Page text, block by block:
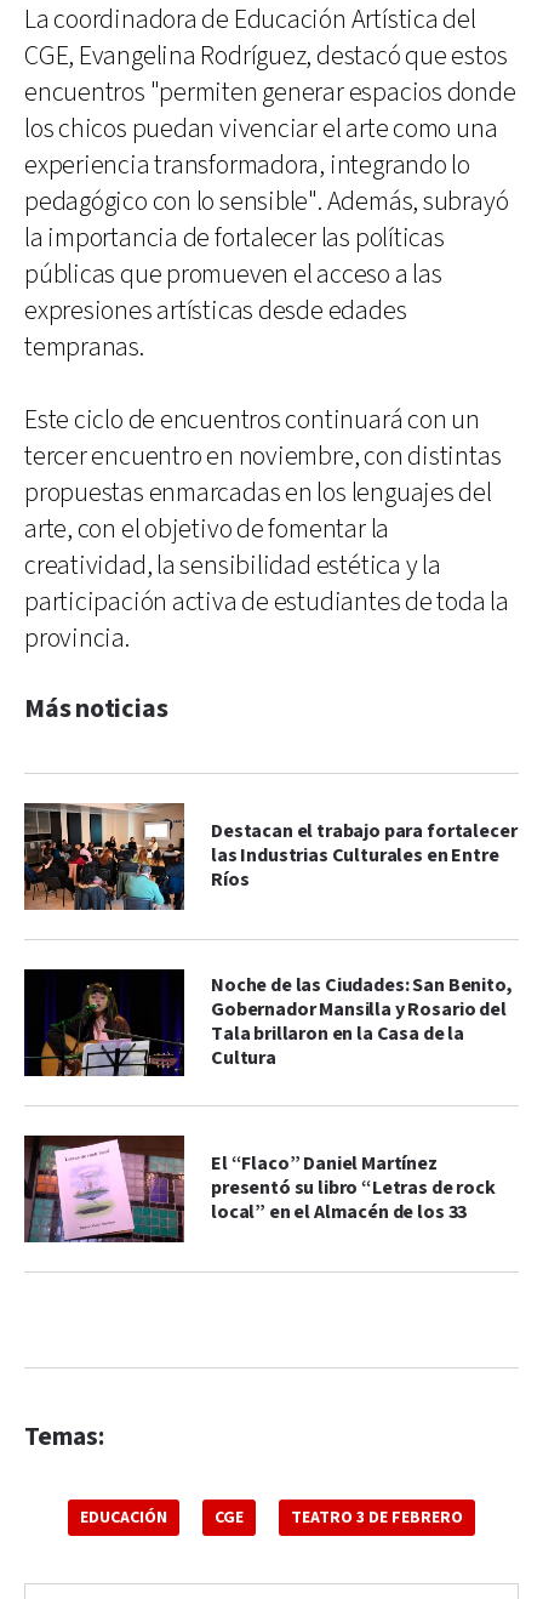
La coordinadora de Educación Artística del
CGE, Evangelina Rodríguez, destacó que estos
encuentros "permiten generar espacios donde
los chicos puedan vivenciar el arte como una
experiencia transformadora, integrando lo
pedagógico con lo sensible". Además, subrayó
la importancia de fortalecer las políticas
públicas que promueven el acceso a las
expresiones artísticas desde edades
tempranas.
Este ciclo de encuentros continuará con un
tercer encuentro en noviembre, con distintas
propuestas enmarcadas en los lenguajes del
arte, con el objetivo de fomentar la
creatividad, la sensibilidad estética y la
participación activa de estudiantes de toda la
provincia.
Más noticias
Destacan el trabajo para fortalecer
las Industrias Culturales en Entre
Ríos
Noche de las Ciudades: San Benito,
Gobernador Mansilla y Rosario del
Tala brillaron en la Casa de la
Cultura
El “Flaco” Daniel Martínez
presentó su libro “Letras de rock
local” en el Almacén de los 33
Temas:
EDUCACIÓN CGE TEATRO 3 DE FEBRERO